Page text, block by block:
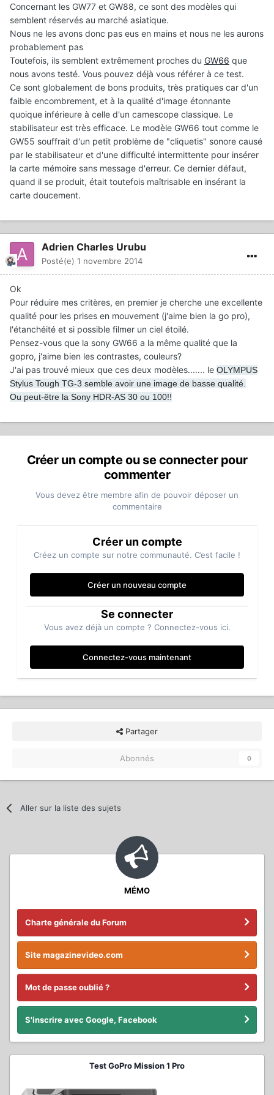
Concernant les GW77 et GW88, ce sont des modèles qui
semblent réservés au marché asiatique.
Nous ne les avons donc pas eus en mains et nous ne les aurons
probablement pas
Toutefois, ils semblent extrêmement proches du GW66 que
nous avons testé. Vous pouvez déjà vous référer à ce test.
Ce sont globalement de bons produits, très pratiques car d'un
faible encombrement, et à la qualité d'image étonnante
quoique inférieure à celle d'un camescope classique. Le
stabilisateur est très efficace. Le modèle GW66 tout comme le
GW55 souffrait d'un petit problème de "cliquetis" sonore causé
par le stabilisateur et d'une difficulté intermittente pour insérer
la carte mémoire sans message d'erreur. Ce dernier défaut,
quand il se produit, était toutefois maîtrisable en insérant la
carte doucement.
Adrien Charles Urubu
Posté(e) 1 novembre 2014
Ok
Pour réduire mes critères, en premier je cherche une excellente
qualité pour les prises en mouvement (j'aime bien la go pro),
l'étanchéité et si possible filmer un ciel étoilé.
Pensez-vous que la sony GW66 a la même qualité que la
gopro, j'aime bien les contrastes, couleurs?
J'ai pas trouvé mieux que ces deux modèles....... le OLYMPUS
Stylus Tough TG-3 semble avoir une image de basse qualité.
Ou peut-être la Sony HDR-AS 30 ou 100!!
Créer un compte ou se connecter pour
commenter
Vous devez être membre afin de pouvoir déposer un
commentaire
Créer un compte
Créez un compte sur notre communauté. C’est facile !
Créer un nouveau compte
Se connecter
Vous avez déjà un compte ? Connectez-vous ici.
Connectez-vous maintenant
Partager
Abonnés 0
Aller sur la liste des sujets
MÉMO
Charte générale du Forum
Site magazinevideo.com
Mot de passe oublié ?
S'inscrire avec Google, Facebook
Test GoPro Mission 1 Pro